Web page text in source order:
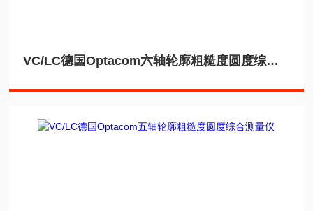
VC/LC德国Optacom六轴轮廓粗糙度圆度综合测量仪